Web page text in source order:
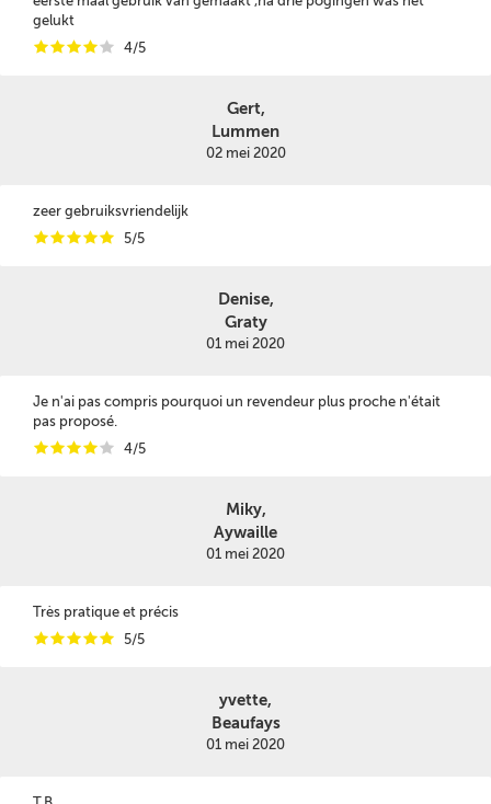
gelukt
iiiii 4/5
Gert,
Lummen
02 mei 2020
zeer gebruiksvriendelijk
iiiii 5/5
Denise,
Graty
01 mei 2020
Je n'ai pas compris pourquoi un revendeur plus proche n'était
pas proposé.
iiiii 4/5
Miky,
Aywaille
01 mei 2020
Très pratique et précis
iiiii 5/5
yvette,
Beaufays
01 mei 2020